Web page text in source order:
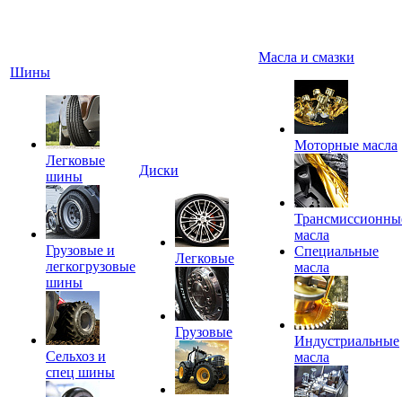
Шины
Легковые
шины
Грузовые и
легкогрузовые
шины
Сельхоз и
спец шины
Диски
Легковые
Грузовые
Масла и смазки
Моторные масла
масла
Специальные
масла
Индустриальные
масла